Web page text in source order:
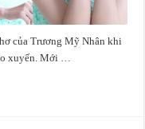
của Trương Mỹ Nhân khi
xuyến. Mới …